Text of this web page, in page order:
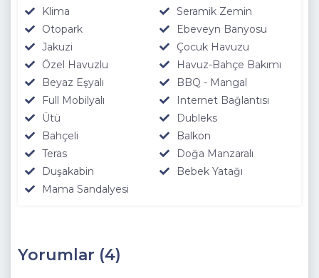
Klima
Seramik Zemin
Otopark
Ebeveyn Banyosu
Jakuzi
Çocuk Havuzu
Özel Havuzlu
Havuz-Bahçe Bakımı
Beyaz Eşyalı
BBQ - Mangal
Full Mobilyalı
Internet Bağlantısı
Ütü
Dubleks
Bahçeli
Balkon
Teras
Doğa Manzaralı
Duşakabin
Bebek Yatağı
Mama Sandalyesi
Yorumlar (4)